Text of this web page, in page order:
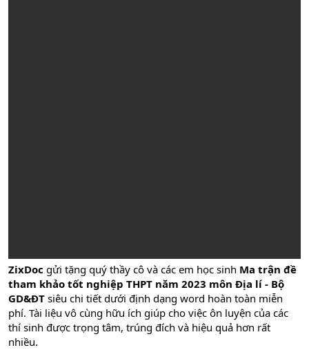
ZixDoc gửi tặng quý thầy cô và các em học sinh Ma trận đề
tham khảo tốt nghiệp THPT năm 2023 môn Địa lí - Bộ
GD&ĐT siêu chi tiết dưới định dạng word hoàn toàn miễn
phí. Tài liệu vô cùng hữu ích giúp cho việc ôn luyện của các
thí sinh được trọng tâm, trúng đích và hiệu quả hơn rất
nhiều.